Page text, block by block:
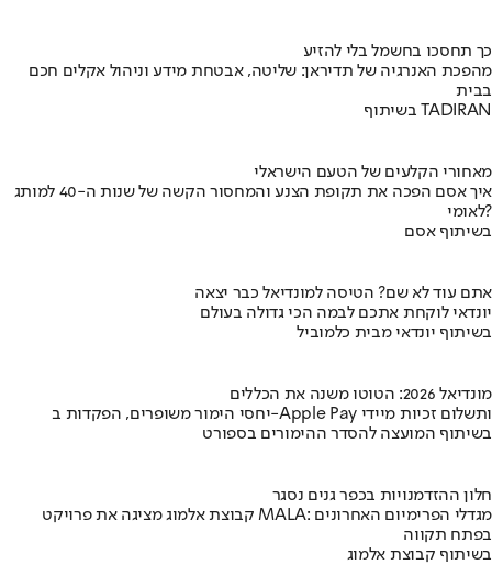
כך תחסכו בחשמל בלי להזיע
מהפכת האנרגיה של תדיראן: שליטה, אבטחת מידע וניהול אקלים חכם
בבית
בשיתוף TADIRAN
מאחורי הקלעים של הטעם הישראלי
איך אסם הפכה את תקופת הצנע והמחסור הקשה של שנות ה-40 למותג
לאומי?
בשיתוף אסם
אתם עוד לא שם? הטיסה למונדיאל כבר יצאה
יונדאי לוקחת אתכם לבמה הכי גדולה בעולם
בשיתוף יונדאי מבית כלמוביל
מונדיאל 2026: הטוטו משנה את הכללים
יחסי הימור משופרים, הפקדות ב-Apple Pay ותשלום זכיות מיידי
בשיתוף המועצה להסדר ההימורים בספורט
חלון ההזדמנויות בכפר גנים נסגר
קבוצת אלמוג מציגה את פרויקט MALA: מגדלי הפרימיום האחרונים
בפתח תקווה
בשיתוף קבוצת אלמוג